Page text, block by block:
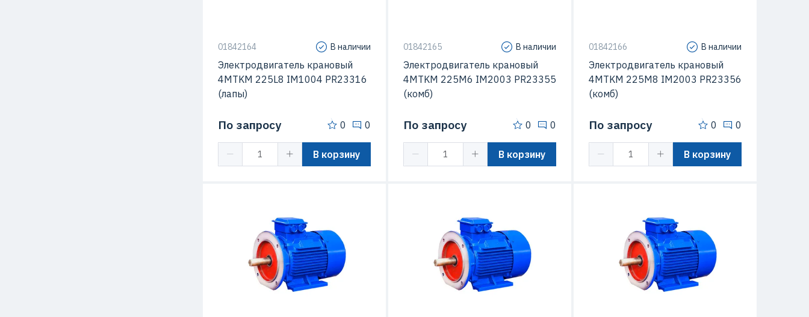
01842164 В наличии
Электродвигатель крановый
4MTKM 225L8 IM1004 PR23316
(лапы)
По запросу 0 0
В корзину
01842165 В наличии
Электродвигатель крановый
4MTKM 225M6 IM2003 PR23355
(комб)
По запросу 0 0
В корзину
01842166 В наличии
Электродвигатель крановый
4MTKM 225M8 IM2003 PR23356
(комб)
По запросу 0 0
В корзину